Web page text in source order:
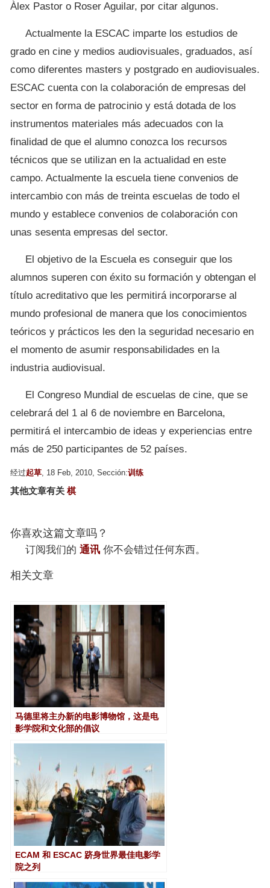
Àlex Pastor o Roser Aguilar, por citar algunos.
Actualmente la ESCAC imparte los estudios de
grado en cine y medios audiovisuales, graduados, así
como diferentes masters y postgrado en audiovisuales.
ESCAC cuenta con la colaboración de empresas del
sector en forma de patrocinio y está dotada de los
instrumentos materiales más adecuados con la
finalidad de que el alumno conozca los recursos
técnicos que se utilizan en la actualidad en este
campo. Actualmente la escuela tiene convenios de
intercambio con más de treinta escuelas de todo el
mundo y establece convenios de colaboración con
unas sesenta empresas del sector.
El objetivo de la Escuela es conseguir que los
alumnos superen con éxito su formación y obtengan el
título acreditativo que les permitirá incorporarse al
mundo profesional de manera que los conocimientos
teóricos y prácticos les den la seguridad necesario en
el momento de asumir responsabilidades en la
industria audiovisual.
El Congreso Mundial de escuelas de cine, que se
celebrará del 1 al 6 de noviembre en Barcelona,
permitirá el intercambio de ideas y experiencias entre
más de 250 participantes de 52 países.
经过起草, 18 Feb, 2010, Sección:训练
其他文章有关 棋
你喜欢这篇文章吗？
订阅我们的 通讯 你不会错过任何东西。
相关文章
马德里将主办新的电影博物馆，这是电
影学院和文化部的倡议
ECAM 和 ESCAC 跻身世界最佳电影学
院之列